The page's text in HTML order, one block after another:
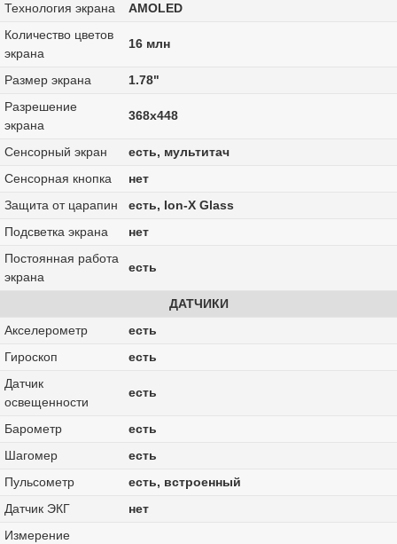
Технология экрана
AMOLED
Количество цветов
экрана
16 млн
Размер экрана
1.78"
Разрешение
экрана
368x448
Сенсорный экран
есть, мультитач
Сенсорная кнопка
нет
Защита от царапин
есть, Ion-X Glass
Подсветка экрана
нет
Постоянная работа
экрана
есть
ДАТЧИКИ
Акселерометр
есть
Гироскоп
есть
Датчик
освещенности
есть
Барометр
есть
Шагомер
есть
Пульсометр
есть, встроенный
Датчик ЭКГ
нет
Измерение